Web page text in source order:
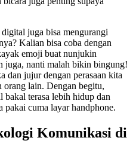
juga bisa mengurangi
Kalian bisa coba dengan
emoji buat nunjukin
juga, nanti malah bikin bingung!
dan jujur dengan perasaan kita
orang lain. Dengan begitu,
terasa lebih hidup dan
cuma layar handphone.
Komunikasi di